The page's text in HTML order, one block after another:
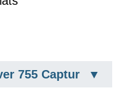
755 Captur